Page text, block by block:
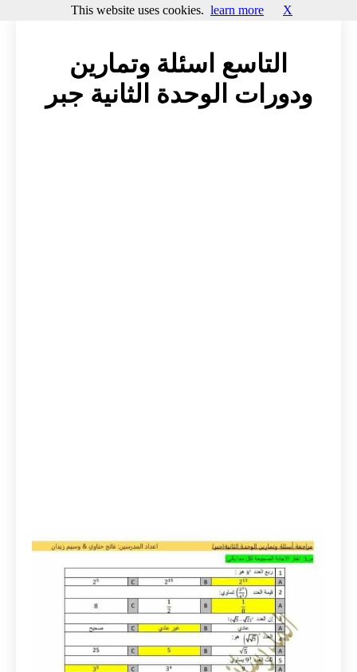
التاسع اسئلة وتمارين
ودورات الوحدة الثانية جبر
This website uses cookies. learn more X